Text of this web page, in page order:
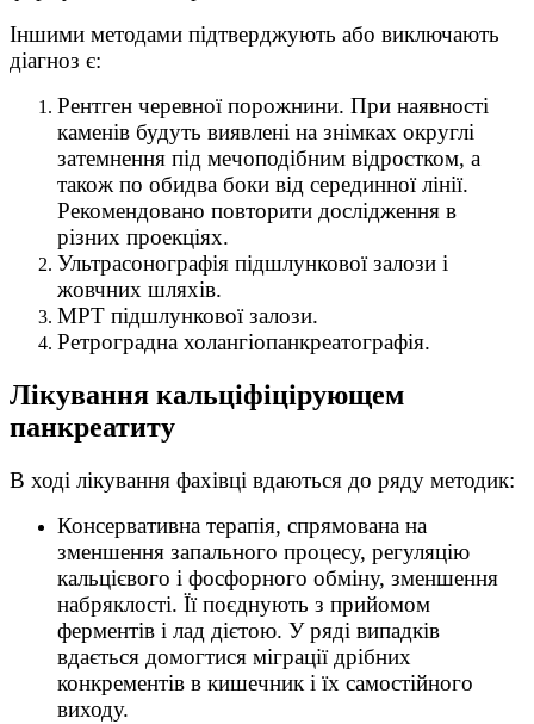
Іншими методами підтверджують або виключають
діагноз є:
Рентген черевної порожнини. При наявності
каменів будуть виявлені на знімках округлі
затемнення під мечоподібним відростком, а
також по обидва боки від серединної лінії.
Рекомендовано повторити дослідження в
різних проекціях.
Ультрасонографія підшлункової залози і
жовчних шляхів.
МРТ підшлункової залози.
Ретроградна холангіопанкреатографія.
Лікування кальціфіцірующем
панкреатиту
В ході лікування фахівці вдаються до ряду методик:
Консервативна терапія, спрямована на
зменшення запального процесу, регуляцію
кальцієвого і фосфорного обміну, зменшення
набряклості. Її поєднують з прийомом
ферментів і лад дієтою. У ряді випадків
вдається домогтися міграції дрібних
конкрементів в кишечник і їх самостійного
виходу.